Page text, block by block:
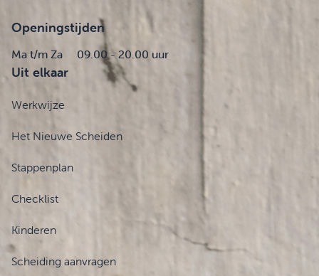
Openingstijden
Ma t/m Za 09.00 - 20.00 uur
Uit elkaar
Werkwijze
Het Nieuwe Scheiden
Stappenplan
Checklist
Kinderen
Scheiding aanvragen